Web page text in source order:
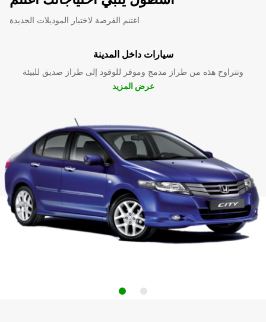
اغتنم الفرصة لاختبار الموديلات الجديدة
سيارات داخل المدينة
وتتراوح هذه من طراز مدمج وموفر للوقود إلى طراز صديق للبيئة
عرض المزيد